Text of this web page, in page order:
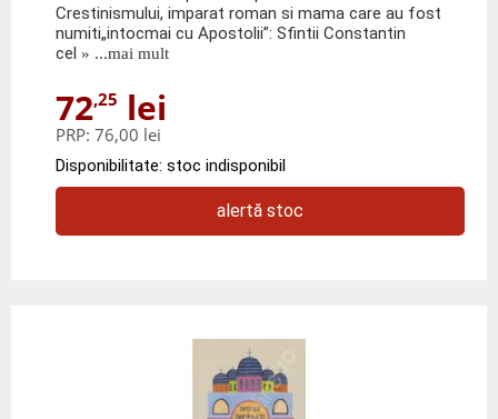
Crestinismului, imparat roman si mama care au fost
numiti„intocmai cu Apostolii”: Sfintii Constantin
cel » ...mai mult
72,25 lei
PRP: 76,00 lei
Disponibilitate: stoc indisponibil
alertă stoc